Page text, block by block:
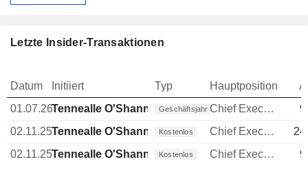
Letzte Insider-Transaktionen
Datum Initiiert Typ Hauptposition
01.07.26Tennealle O'ShannessyGeschäftsjahr Chief Executive Officer (CEO)
02.11.25Tennealle O'ShannessyKostenlos Chief Executive Officer (CEO)
02.11.25Tennealle O'ShannessyKostenlos Chief Executive Officer (CEO)